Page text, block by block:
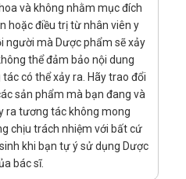
với bất kỳ thành phần nào
và không nhằm mục đích
hoặc điều trị từ nhân viên y
người mà Dược phẩm sẽ xảy
thể đảm bảo nội dung
có thể xảy ra. Hãy trao đổi
sản phẩm mà bạn đang và
ra tương tác không mong
chịu trách nhiệm với bất cứ
khi bạn tự ý sử dụng Dược
bác sĩ.